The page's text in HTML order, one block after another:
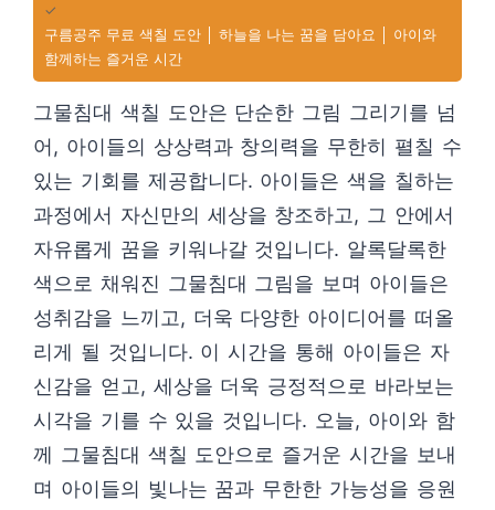
✓
구름공주 무료 색칠 도안 │ 하늘을 나는 꿈을 담아요 │ 아이와
함께하는 즐거운 시간
그물침대 색칠 도안은 단순한 그림 그리기를 넘
어, 아이들의 상상력과 창의력을 무한히 펼칠 수
있는 기회를 제공합니다. 아이들은 색을 칠하는
과정에서 자신만의 세상을 창조하고, 그 안에서
자유롭게 꿈을 키워나갈 것입니다. 알록달록한
색으로 채워진 그물침대 그림을 보며 아이들은
성취감을 느끼고, 더욱 다양한 아이디어를 떠올
리게 될 것입니다. 이 시간을 통해 아이들은 자
신감을 얻고, 세상을 더욱 긍정적으로 바라보는
시각을 기를 수 있을 것입니다. 오늘, 아이와 함
께 그물침대 색칠 도안으로 즐거운 시간을 보내
며 아이들의 빛나는 꿈과 무한한 가능성을 응원